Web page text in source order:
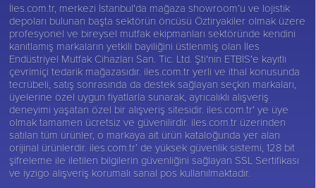
İles.com.tr, merkezi İstanbul'da mağaza showroom’u ve lojistik
depoları bulunan başta sektörün öncüsü Öztiryakiler olmak üzere
profesyonel ve bireysel mutfak ekipmanları sektöründe kendini
kanıtlamış markaların yetkili bayiliğini üstlenmiş olan İles
Endüstriyel Mutfak Cihazları San. Tic. Ltd. Şti'nin ETBİS'e kayıtlı
çevrimiçi tedarik mağazasıdır. iles.com.tr yerli ve ithal konusunda
tecrübeli, satış sonrasında da destek sağlayan seçkin markaları,
üyelerine özel uygun fiyatlarla sunarak, ayrıcalıklı alışveriş
deneyimi yaşatan özel bir alışveriş sitesidir. iles.com.tr' ye üye
olmak tamamen ücretsiz ve güvenilirdir. iles.com.tr üzerinden
satılan tüm ürünler, o markaya ait ürün kataloğunda yer alan
orijinal ürünlerdir. iles.com.tr’ de yüksek güvenlik sistemi, 128 bit
şifreleme ile iletilen bilgilerin güvenliğini sağlayan SSL Sertifikası
ve iyzigo alışveriş korumalı sanal pos kullanılmaktadır.